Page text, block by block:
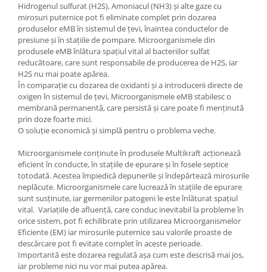
Hidrogenul sulfurat (H2S), Amoniacul (NH3) şi alte gaze cu
mirosuri puternice pot fi eliminate complet prin dozarea
produselor eMB în sistemul de ţevi, înaintea conductelor de
presiune şi în staţiile de pompare. Microorganismele din
produsele eMB înlătura spaţiul vital al bacteriilor sulfat
reducătoare, care sunt responsabile de producerea de H2S, iar
H2S nu mai poate apărea.
În comparaţie cu dozarea de oxidanti şi a introducerii directe de
oxigen în sistemul de ţevi, Microorganismele eMB stabilesc o
membrană permanentă, care persistă şi care poate fi menţinută
prin doze foarte mici.
O soluţie economică şi simplă pentru o problema veche.
Microorganismele conţinute în produsele Multikraft acţionează
eficient în conducte, în staţiile de epurare şi în fosele septice
totodată. Acestea împiedică depunerile şi îndepărtează mirosurile
neplăcute. Microorganismele care lucrează în staţiile de epurare
sunt susţinute, iar germenilor patogeni le este înlăturat spațiul
vital. Variaţiile de afluenţă, care conduc inevitabil la probleme în
orice sistem, pot fi echilibrate prin utilizarea Microorganismelor
Eficiente (EM) iar mirosurile puternice sau valorile proaste de
descărcare pot fi evitate complet în aceste perioade.
Importantă este dozarea regulată aşa cum este descrisă mai jos,
iar probleme nici nu vor mai putea apărea.